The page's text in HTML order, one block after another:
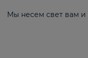
Мы несем свет вам